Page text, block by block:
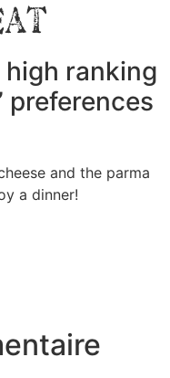
high ranking
preferences
and the parma
a dinner!